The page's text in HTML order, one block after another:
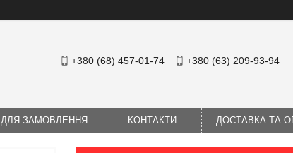
+380 (68) 457-01-74 +380 (63) 209-93-94
ДЛЯ ЗАМОВЛЕННЯ КОНТАКТИ ДОСТАВКА ТА